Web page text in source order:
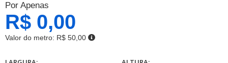
Por Apenas
R$ 0,00
Valor do metro: R$ 50,00